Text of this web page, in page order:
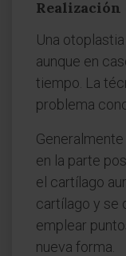
Una
aunque en
tiempo. La
problema
en la parte
el cartílago
cartílago y se
emplear
nueva forma.